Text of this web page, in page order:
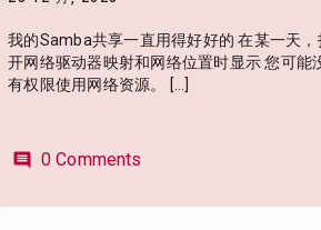
我的Samba共享一直用得好好的 在某一天，
开网络驱动器映射和网络位置时显示 您可能
有权限使用网络资源。 […]
comment 0 Comments